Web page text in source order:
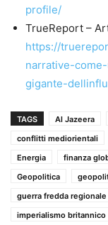
profile/
TrueReport –
https://
narrative-
gigante-
TAGS Al Jazeera
conflitti mediorientali
Energia
finanza
Geopolitica
guerra fredda regionale
imperialismo britannico